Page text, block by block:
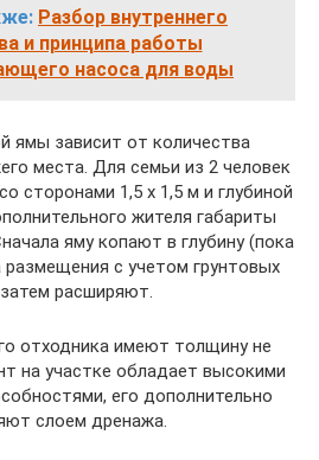
Разбор внутреннего
и принципа работы
насоса для воды
ямы зависит от количества
места. Для семьи из 2 человек
сторонами 1,5 x 1,5 м и глубиной
жителя габариты
яму копают в глубину (пока
размещения с учетом грунтовых
расширяют.
отходника имеют толщину не
на участке обладает высокими
его дополнительно
слоем дренажа.